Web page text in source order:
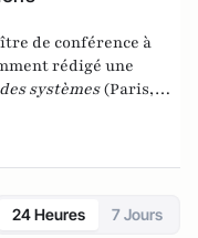
de conférence à
rédigé une
systèmes(Paris,
au Rapport
des
24 Heures 7 Jours